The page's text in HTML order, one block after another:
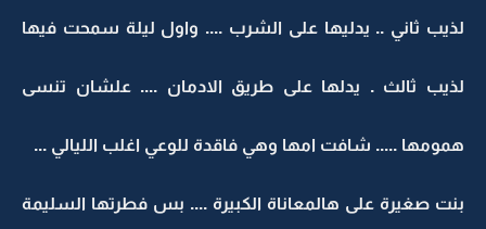
لذيب ثاني .. يدليها على الشرب .... واول ليلة سمحت فيها
لذيب ثالث . يدلها على طريق الادمان .... علشان تنسى
همومها ..... شافت امها وهي فاقدة للوعي اغلب الليالي ...
بنت صغيرة على هالمعاناة الكبيرة .... بس فطرتها السليمة